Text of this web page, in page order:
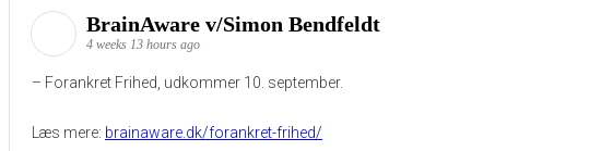
BrainAware v/Simon Bendfeldt
4 weeks 13 hours ago
– Forankret Frihed, udkommer 10. september.
Læs mere: brainaware.dk/forankret-frihed/